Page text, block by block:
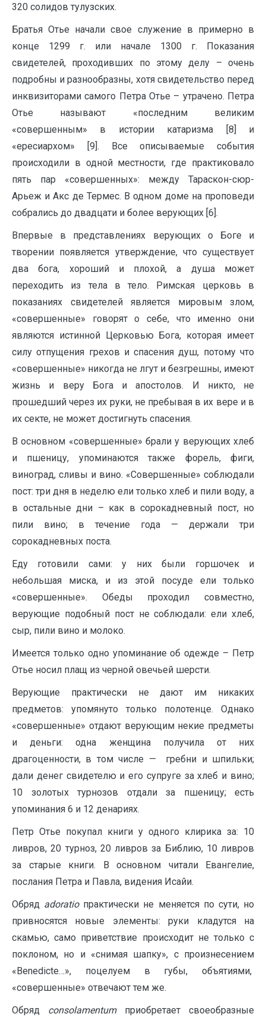
320 солидов тулузских.
Братья Отье начали свое служение в примерно в
конце 1299 г. или начале 1300 г. Показания
свидетелей, проходивших по этому делу – очень
подробны и разнообразны, хотя свидетельство перед
инквизиторами самого Петра Отье – утрачено. Петра
Отье называют «последним великим
«совершенным» в истории катаризма [8] и
«ересиархом» [9]. Все описываемые события
происходили в одной местности, где практиковало
пять пар «совершенных»: между Тараскон-сюр-
Арьеж и Акс де Термес. В одном доме на проповеди
собрались до двадцати и более верующих [6].
Впервые в представлениях верующих о Боге и
творении появляется утверждение, что существует
два бога, хороший и плохой, а душа может
переходить из тела в тело. Римская церковь в
показаниях свидетелей является мировым злом,
«совершенные» говорят о себе, что именно они
являются истинной Церковью Бога, которая имеет
силу отпущения грехов и спасения душ, потому что
«совершенные» никогда не лгут и безгрешны, имеют
жизнь и веру Бога и апостолов. И никто, не
прошедший через их руки, не пребывая в их вере и в
их секте, не может достигнуть спасения.
В основном «совершенные» брали у верующих хлеб
и пшеницу, упоминаются также форель, фиги,
виноград, сливы и вино. «Совершенные» соблюдали
пост: три дня в неделю ели только хлеб и пили воду, а
в остальные дни – как в сорокадневный пост, но
пили вино; в течение года — держали три
сорокадневных поста.
Еду готовили сами: у них были горшочек и
небольшая миска, и из этой посуде ели только
«совершенные». Обеды проходил совместно,
верующие подобный пост не соблюдали: ели хлеб,
сыр, пили вино и молоко.
Имеется только одно упоминание об одежде – Петр
Отье носил плащ из черной овечьей шерсти.
Верующие практически не дают им никаких
предметов: упомянуто только полотенце. Однако
«совершенные» отдают верующим некие предметы
и деньги: одна женщина получила от них
драгоценности, в том числе — гребни и шпильки;
дали денег свидетелю и его супруге за хлеб и вино;
10 золотых турнозов отдали за пшеницу; есть
упоминания 6 и 12 денариях.
Петр Отье покупал книги у одного клирика за: 10
ливров, 20 турноз, 20 ливров за Библию, 10 ливров
за старые книги. В основном читали Евангелие,
послания Петра и Павла, видения Исайи.
Обряд adoratioпрактически не меняется по сути, но
привносятся новые элементы: руки кладутся на
скамью, само приветствие происходит не только с
поклоном, но и «снимая шапку», с произнесением
«Benedicte…», поцелуем в губы, объятиями,
«совершенные» отвечают тем же.
Обряд consolamentumприобретает своеобразные